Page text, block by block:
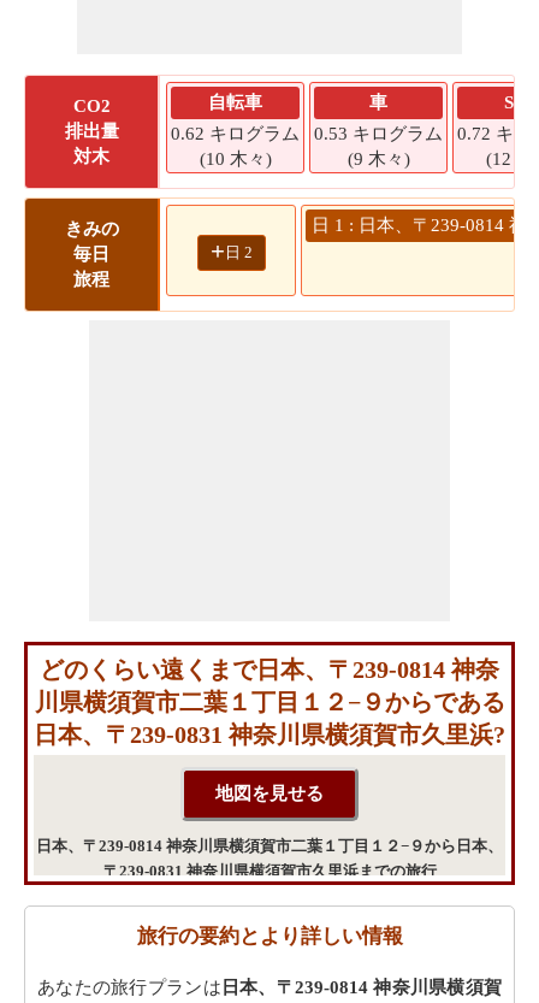
CO2
排出量
対木
自転車
0.62 キログラム
(10 木々)
車
0.53 キログラム
(9 木々)
SUV
0.72 キロ
(12 木
きみの
毎日
旅程
+ 日 2
日 1 : 日本、〒239-0814 神
どのくらい遠くまで日本、〒239-0814 神奈
川県横須賀市二葉１丁目１２−９からである
日本、〒239-0831 神奈川県横須賀市久里浜?
日本、〒239-0814 神奈川県横須賀市二葉１丁目１２−９から日本、
〒239-0831 神奈川県横須賀市久里浜までの旅行
旅行の要約とより詳しい情報
あなたの旅行プランは 日本、〒239-0814 神奈川県横須賀